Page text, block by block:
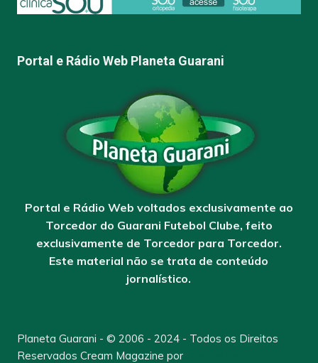
Portal e Rádio Web Planeta Guarani
Portal e Rádio Web voltados exclusivamente ao
Torcedor do Guarani Futebol Clube, feito
exclusivamente de Torcedor para Torcedor.
Este material não se trata de conteúdo
jornalístico.
Planeta Guarani - © 2006 - 2024 - Todos os Direitos
Reservados Cream Magazine por